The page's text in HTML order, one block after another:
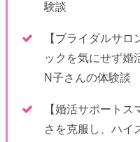
験談
【ブライダルサ
ックを気にせず婚
N子さんの体験談
【婚活サポート
さを克服し、ハイ